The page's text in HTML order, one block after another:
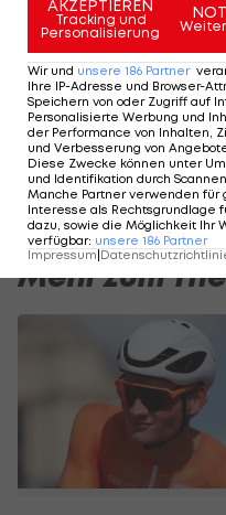
Highlights: Amstetten
die Krise
Fußball - ADMIRAL 2. Liga
Mehr zum
AKZEPTIEREN
Tracking und
Personalisierung
Wir und unsere 186 Partner
Ihre IP-Adresse und Browser-
Speichern von oder Zugriff auf
Personalisierte Werbung und
der Performance von Inhalten,
und Verbesserung von
Diese Zwecke können unter
und Identifikation durch
Manche Partner verwenden
Interesse als Rechtsgrundlage
dazu, sowie die Möglichkeit Ihr
verfügbar: unsere 186 Partner
Impressum